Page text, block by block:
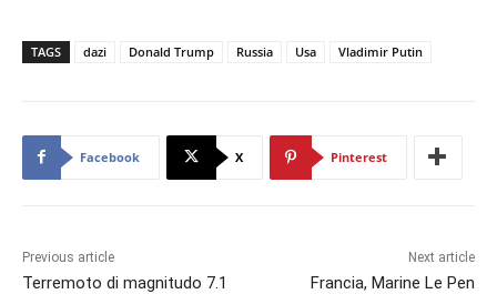
TAGS dazi Donald Trump Russia Usa Vladimir Putin
Facebook X Pinterest
Previous article
Terremoto di magnitudo 7.1
Next article
Francia, Marine Le Pen